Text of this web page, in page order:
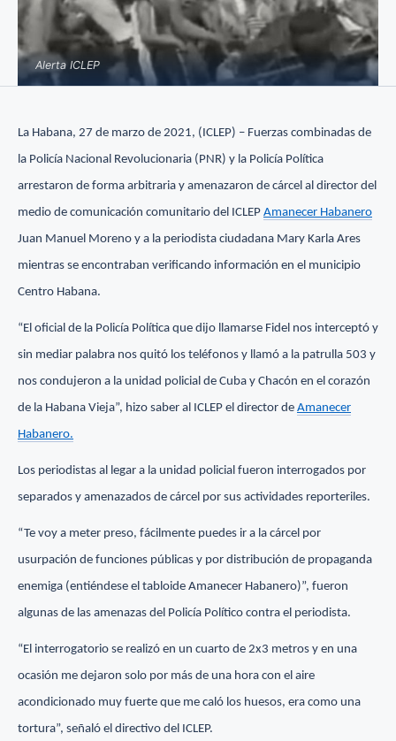
Alerta ICLEP
La Habana, 27 de marzo de 2021, (ICLEP) – Fuerzas combinadas de
la Policía Nacional Revolucionaria (PNR) y la Policía Política
arrestaron de forma arbitraria y amenazaron de cárcel al director del
medio de comunicación comunitario del ICLEP Amanecer Habanero
Juan Manuel Moreno y a la periodista ciudadana Mary Karla Ares
mientras se encontraban verificando información en el municipio
Centro Habana.
“El oficial de la Policía Política que dijo llamarse Fidel nos interceptó y
sin mediar palabra nos quitó los teléfonos y llamó a la patrulla 503 y
nos condujeron a la unidad policial de Cuba y Chacón en el corazón
de la Habana Vieja”, hizo saber al ICLEP el director de Amanecer
Habanero.
Los periodistas al legar a la unidad policial fueron interrogados por
separados y amenazados de cárcel por sus actividades reporteriles.
“Te voy a meter preso, fácilmente puedes ir a la cárcel por
usurpación de funciones públicas y por distribución de propaganda
enemiga (entiéndese el tabloide Amanecer Habanero)”, fueron
algunas de las amenazas del Policía Político contra el periodista.
“El interrogatorio se realizó en un cuarto de 2x3 metros y en una
ocasión me dejaron solo por más de una hora con el aire
acondicionado muy fuerte que me caló los huesos, era como una
tortura”, señaló el directivo del ICLEP.